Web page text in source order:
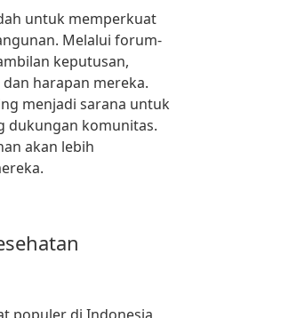
untuk memperkuat
Melalui forum-
keputusan,
harapan mereka.
menjadi sarana untuk
dukungan komunitas.
akan lebih